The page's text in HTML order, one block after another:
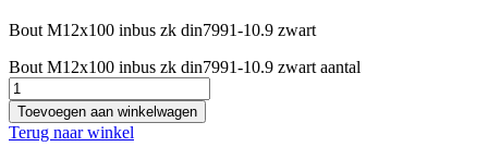
Bout M12x100 inbus zk din7991-10.9 zwart
Bout M12x100 inbus zk din7991-10.9 zwart aantal
Toevoegen aan winkelwagen
Terug naar winkel